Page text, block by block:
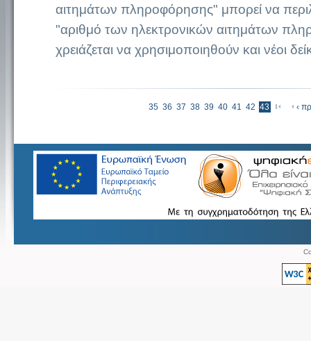
αιτημάτων πληροφόρησης" μπορεί να
"αριθμό των ηλεκτρονικών αιτημάτων
χρειάζεται να χρησιμοποιηθούν και νέοι
35 36 37 38 39 40 41 42 43 «αρχή
‹